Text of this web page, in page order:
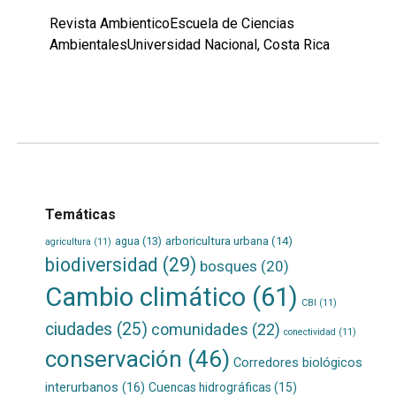
Revista AmbienticoEscuela de Ciencias
AmbientalesUniversidad Nacional, Costa Rica
Temáticas
agricultura (11) agua (13) arboricultura urbana(14)
biodiversidad (29) bosques (20)
Cambio climático (61) CBI (11)
ciudades (25) comunidades (22) conectividad (11)
conservación (46) Corredores biológicos
interurbanos (16) Cuencas hidrográficas (15)